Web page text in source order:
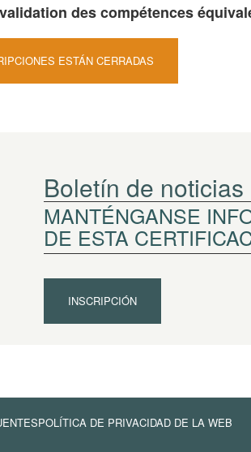
des compétences
ESTÁN CERRADAS
Boletín de noticias
MANTÉNGANSE
DE ESTA
INSCRIPCIÓN
POLÍTICA DE PRIVACIDAD DE LA WEB